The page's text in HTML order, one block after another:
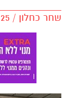
שחר כחלון / 13:25 08.10.20